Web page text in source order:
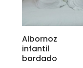
Albornoz
infantil
bordado